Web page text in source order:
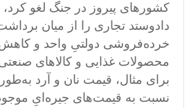
کشورهای پیروز در جنگ لغو کرد،
دادوستد تجاری را از میان
خرده‌فروشی دولتیِ واحد و
محصولات غذایی و کالاهای
نسبت به قیمت‌های جیره‌ایِ